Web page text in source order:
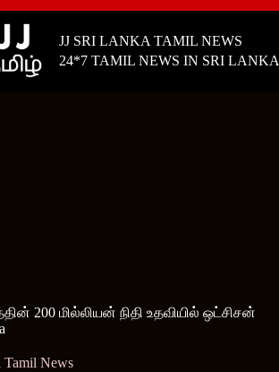
JJ SRI LANKA TAMIL NEWS
24*7 TAMIL NEWS IN SRI LANKA
200 மில்லியன் நிதி உதவியில் ஒட்சிசன்
Tamil News